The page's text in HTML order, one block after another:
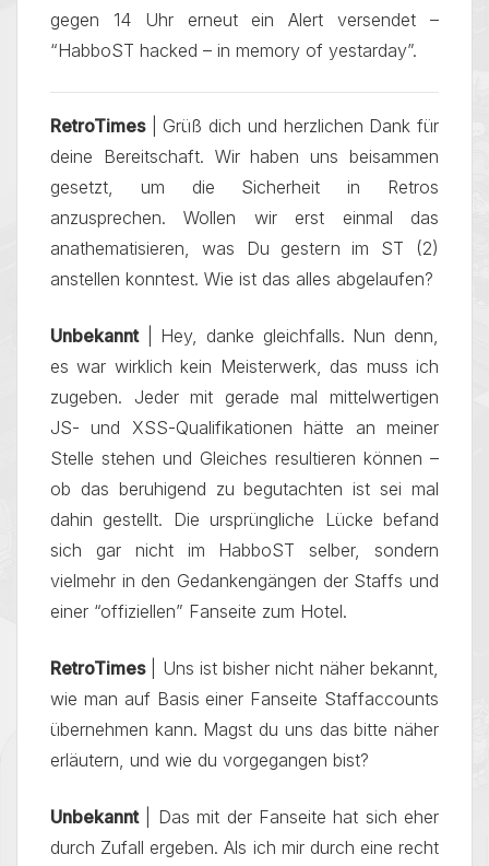
gegen 14 Uhr erneut ein Alert versendet –
“HabboST hacked – in memory of yestarday”.
RetroTimes| Grüß dich und herzlichen Dank für
deine Bereitschaft. Wir haben uns beisammen
gesetzt, um die Sicherheit in Retros
anzusprechen. Wollen wir erst einmal das
anathematisieren, was Du gestern im ST (2)
anstellen konntest. Wie ist das alles abgelaufen?
Unbekannt| Hey, danke gleichfalls. Nun denn,
es war wirklich kein Meisterwerk, das muss ich
zugeben. Jeder mit gerade mal mittelwertigen
JS- und XSS-Qualifikationen hätte an meiner
Stelle stehen und Gleiches resultieren können –
ob das beruhigend zu begutachten ist sei mal
dahin gestellt. Die ursprüngliche Lücke befand
sich gar nicht im HabboST selber, sondern
vielmehr in den Gedankengängen der Staffs und
einer “offiziellen” Fanseite zum Hotel.
RetroTimes| Uns ist bisher nicht näher bekannt,
wie man auf Basis einer Fanseite Staffaccounts
übernehmen kann. Magst du uns das bitte näher
erläutern, und wie du vorgegangen bist?
Unbekannt| Das mit der Fanseite hat sich eher
durch Zufall ergeben. Als ich mir durch eine recht